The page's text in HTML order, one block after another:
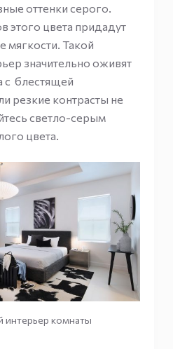
оттенки серого.
этого цвета придадут
Такой
значительно оживят
с блестящей
резкие контрасты не
светло-серым
цвета.
комнаты